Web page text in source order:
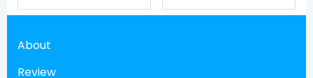
About
Review